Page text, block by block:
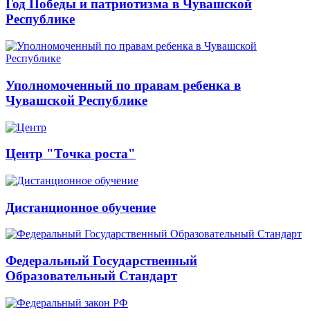
Год Победы и патриотизма в Чувашской
Республике
Уполномоченный по правам ребенка в
Чувашской Республике
Центр "Точка роста"
Дистанционное обучение
Федеральный Государственный
Образовательный Стандарт